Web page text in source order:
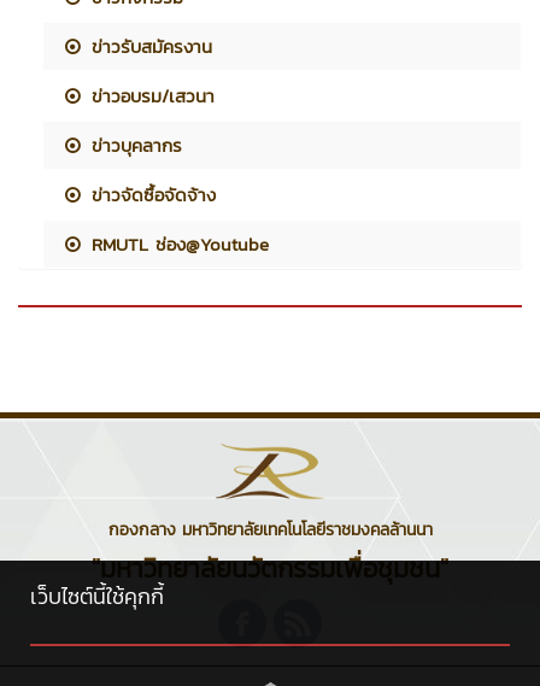
ข่าวรับสมัครงาน
ข่าวอบรม/เสวนา
ข่าวบุคลากร
ข่าวจัดซื้อจัดจ้าง
RMUTL ช่อง@Youtube
กองกลาง มหาวิทยาลัยเทคโนโลยีราชมงคลล้านนา
"มหาวิทยาลัยนวัตกรรมเพื่อชุมชน"
เว็บไซต์นี้ใช้คุกกี้